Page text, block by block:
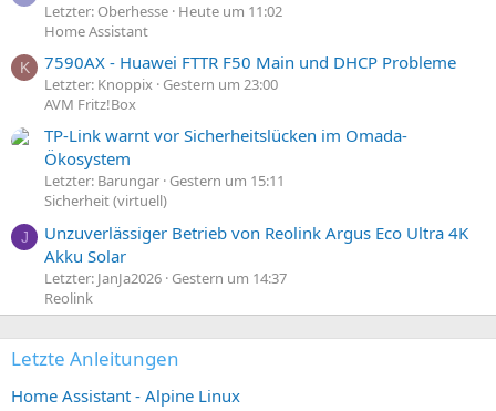
Letzter: Oberhesse Heute um 11:02
Home Assistant
K 7590AX - Huawei FTTR F50 Main und DHCP Probleme
Letzter: Knoppix Gestern um 23:00
AVM Fritz!Box
TP-Link warnt vor Sicherheitslücken im Omada-
Ökosystem
Letzter: Barungar Gestern um 15:11
Sicherheit (virtuell)
J
Unzuverlässiger Betrieb von Reolink Argus Eco Ultra 4K
Akku Solar
Letzter: JanJa2026 Gestern um 14:37
Reolink
Letzte Anleitungen
Home Assistant - Alpine Linux